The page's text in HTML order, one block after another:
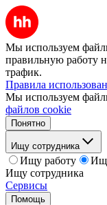
Мы используем
правильную работу
трафик.
Правила
Мы используем
файлов cookie
Понятно
Ищу сотрудника
Ищу работу
Ищу сотрудника
Сервисы
Помощь